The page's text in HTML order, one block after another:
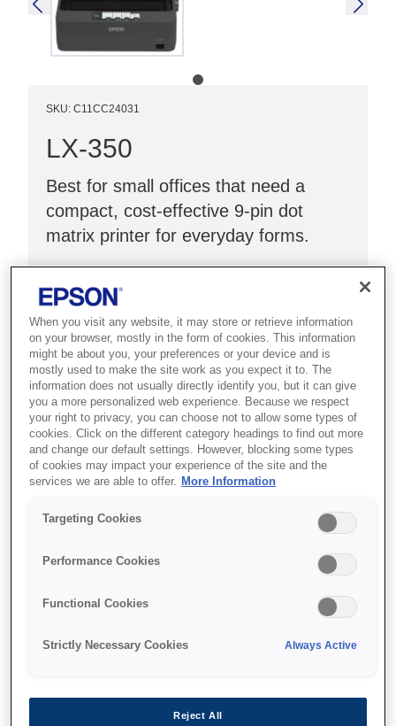
SKU: C11CC24031
LX-350
Best for small offices that need a
compact, cost-effective 9-pin dot
matrix printer for everyday forms.
Cost-effective printing
Reliable performance
Nereden alabilirim
{bYüksek güvenilirlik}
When you visit any website, it may store or retrieve information
on your browser, mostly in the form of cookies. This information
might be about you, your preferences or your device and is
mostly used to make the site work as you expect it to. The
information does not usually directly identify you, but it can give
you a more personalized web experience. Because we respect
your right to privacy, you can choose not to allow some types of
cookies. Click on the different category headings to find out more
and change our default settings. However, blocking some types
of cookies may impact your experience of the site and the
services we are able to offer.
More Information
Targeting Cookies
Performance Cookies
Functional Cookies
Strictly Necessary Cookies Always Active
Reject All